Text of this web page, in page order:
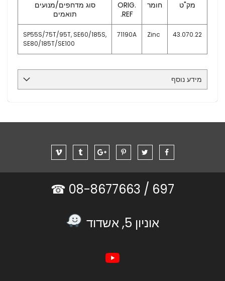
מק"ט חומר
ORIG.
REF.
סוג מדחפים/מנועים
תואמים
43.070.22
Zinc
71190A
SP55S/75T/95T, SE60/185S,
SE80/185T/SE100
מידע נוסף
697 /
אוניון 5, אשדוד